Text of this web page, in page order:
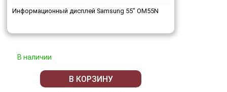
Информационный дисплей Samsung 55" OM55N
В наличии
В КОРЗИНУ